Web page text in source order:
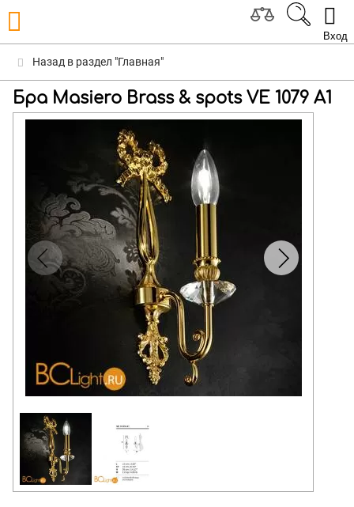
Вход
Назад в раздел "Главная"
Бра Masiero Brass & spots VE 1079 A1